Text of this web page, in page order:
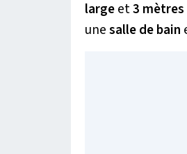
largeet3
unesalle de bain